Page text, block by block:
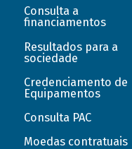
Consulta a
financiamentos
Resultados para a
sociedade
Credenciamento de
Equipamentos
Consulta PAC
Moedas contratuais